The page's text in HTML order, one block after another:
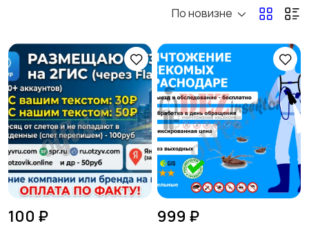
строительство1
услуги1
Деловые услуги2 Автоуслуги
Ремонт техники
Организация
праздников
По новизне
100 ₽ 999 ₽